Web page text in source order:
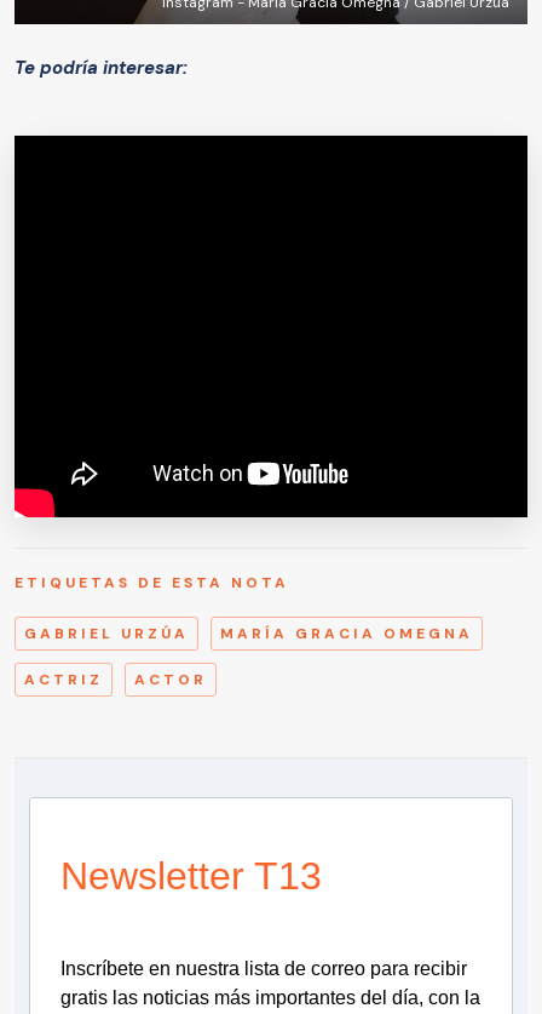
Te podría interesar:
ETIQUETAS DE ESTA NOTA
GABRIEL URZÚA MARÍA GRACIA OMEGNA
ACTRIZ ACTOR
Newsletter T13
Inscríbete en nuestra lista de correo para recibir
gratis las noticias más importantes del día, con la